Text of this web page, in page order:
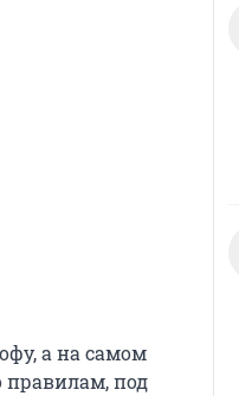
а на самом
правилам, под